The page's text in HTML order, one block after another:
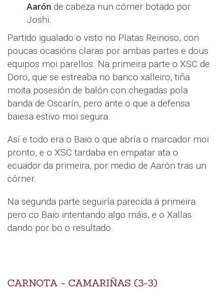
Aarón de cabeza nun córner botado por
Joshi.
Partido igualado o visto no Platas Reinoso, con
poucas ocasións claras por ambas partes e dous
equipos moi parellos. Na primeira parte o XSC de
Doro, que se estreaba no banco xalleiro, tiña
moita posesión de balón con chegadas pola
banda de Oscarín, pero ante o que a defensa
baiesa estivo moi segura.
Así e todo era o Baio o que abría o marcador moi
pronto, e o XSC tardaba en empatar ata o
ecuador da primeira, por medio de Aarón tras un
córner.
Na segunda parte seguiría parecida á primeira
pero co Baio intentando algo máis, e o Xallas
dando por bo o resultado.
CARNOTA - CAMARIÑAS (3-3)